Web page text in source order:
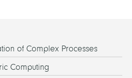
of Complex Processes
Computing